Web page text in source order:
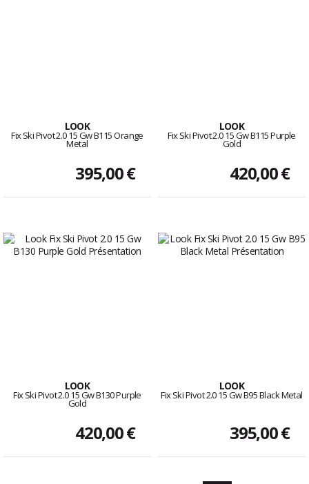
LOOK
Fix Ski Pivot 2.0 15 Gw B115 Orange
Metal
395,00 €
LOOK
Fix Ski Pivot 2.0 15 Gw B115 Purple
Gold
420,00 €
LOOK
Fix Ski Pivot 2.0 15 Gw B130 Purple
Gold
420,00 €
LOOK
Fix Ski Pivot 2.0 15 Gw B95 Black Metal
395,00 €